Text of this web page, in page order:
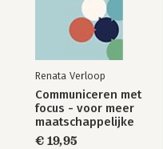
Renata Verloop
Communiceren met
focus - voor meer
maatschappelijke
impact
€ 19,95